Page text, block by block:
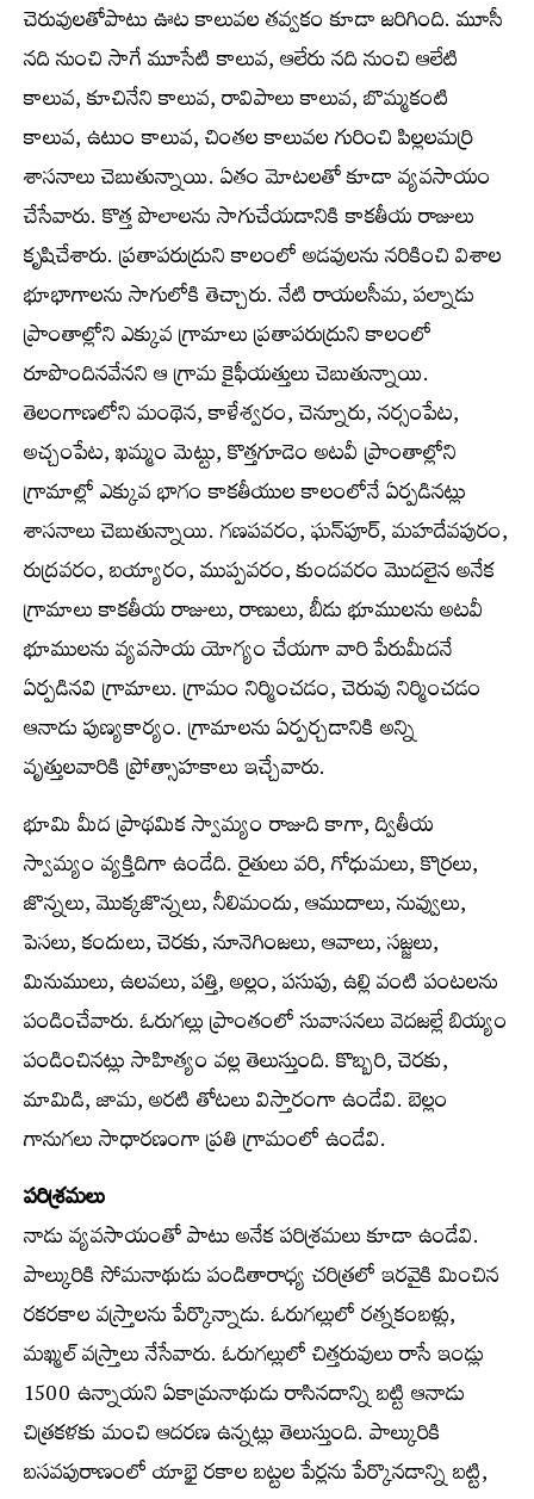
చెరువులతోపాటు ఊట కాలువల తవ్వకం కూడా జరిగింది. మూసీ
నది నుంచి సాగే మూసేటి కాలువ, ఆలేరు నది నుంచి ఆలేటి
కాలువ, కూచినేని కాలువ, రావిపాలు కాలువ, బొమ్మకంటి
కాలువ, ఉటుం కాలువ, చింతల కాలువల గురించి పిల్లలమర్రి
శాసనాలు చెబుతున్నాయి. ఏతం మోటలతో కూడా వ్యవసాయం
చేసేవారు. కొత్త పొలాలను సాగుచేయడానికి కాకతీయ రాజులు
కృషిచేశారు. ప్రతాపరుద్రుని కాలంలో అడవులను నరికించి విశాల
భూభాగాలను సాగులోకి తెచ్చారు. నేటి రాయలసీమ, పల్నాడు
ప్రాంతాల్లోని ఎక్కువ గ్రామాలు ప్రతాపరుద్రుని కాలంలో
రూపొందినవేనని ఆ గ్రామ కైఫీయత్తులు చెబుతున్నాయి.
తెలంగాణలోని మంథెన, కాళేశ్వరం, చెన్నూరు, నర్సంపేట,
అచ్చంపేట, ఖమ్మం మెట్టు, కొత్తగూడెం అటవీ ప్రాంతాల్లోని
గ్రామాల్లో ఎక్కువ భాగం కాకతీయుల కాలంలోనే ఏర్పడినట్లు
శాసనాలు చెబుతున్నాయి. గణపవరం, ఘన్‌పూర్, మహదేవపురం,
రుద్రవరం, బయ్యారం, ముప్పవరం, కుందవరం మొదలైన అనేక
గ్రామాలు కాకతీయ రాజులు, రాణులు, బీడు భూములను అటవీ
భూములను వ్యవసాయ యోగ్యం చేయగా వారి పేరుమీదనే
ఏర్పడినవి గ్రామాలు. గ్రామం నిర్మించడం, చెరువు నిర్మించడం
ఆనాడు పుణ్యకార్యం. గ్రామాలను ఏర్పర్చడానికి అన్ని
వృత్తులవారికి ప్రోత్సాహకాలు ఇచ్చేవారు.
భూమి మీద ప్రాథమిక స్వామ్యం రాజుది కాగా, ద్వితీయ
స్వామ్యం వ్యక్తిదిగా ఉండేది. రైతులు వరి, గోధుమలు, కొర్రలు,
జొన్నలు, మొక్కజొన్నలు, నీలిమందు, ఆముదాలు, నువ్వులు,
పెసలు, కందులు, చెరకు, నూనెగింజలు, ఆవాలు, సజ్జలు,
మినుములు, ఉలవలు, పత్తి, అల్లం, పసుపు, ఉల్లి వంటి పంటలను
పండించేవారు. ఓరుగల్లు ప్రాంతంలో సువాసనలు వెదజల్లే బియ్యం
పండించినట్లు సాహిత్యం వల్ల తెలుస్తుంది. కొబ్బరి, చెరకు,
మామిడి, జామ, అరటి తోటలు విస్తారంగా ఉండేవి. బెల్లం
గానుగలు సాధారణంగా ప్రతి గ్రామంలో ఉండేవి.
పరిశ్రమలు
నాడు వ్యవసాయంతో పాటు అనేక పరిశ్రమలు కూడా ఉండేవి.
పాల్కురికి సోమనాథుడు పండితారాధ్య చరిత్రలో ఇరవైకి మించిన
రకరకాల వస్ర్తాలను పేర్కొన్నాడు. ఓరుగల్లులో రత్నకంబళ్లు,
మఖ్మల్ వస్ర్తాలు నేసేవారు. ఓరుగల్లులో చిత్తరువులు రాసే ఇండ్లు
1500 ఉన్నాయని ఏకామ్రనాథుడు రాసినదాన్ని బట్టి ఆనాడు
చిత్రకళకు మంచి ఆదరణ ఉన్నట్లు తెలుస్తుంది. పాల్కురికి
బసవపురాణంలో యాభై రకాల బట్టల పేర్లను పేర్కొనడాన్ని బట్టి,